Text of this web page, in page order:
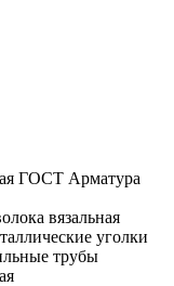
Арматура
вязальная
уголки
трубы